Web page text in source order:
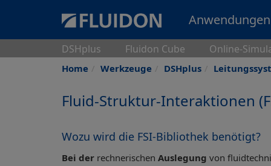
Anwendungen
DSHplus Fluidon Cube Online-
Home Werkzeuge DSHplus
Fluid-Struktur-Interaktionen
Wozu wird die FSI-Bibliothek benötigt?
Bei der rechnerischen Auslegung von